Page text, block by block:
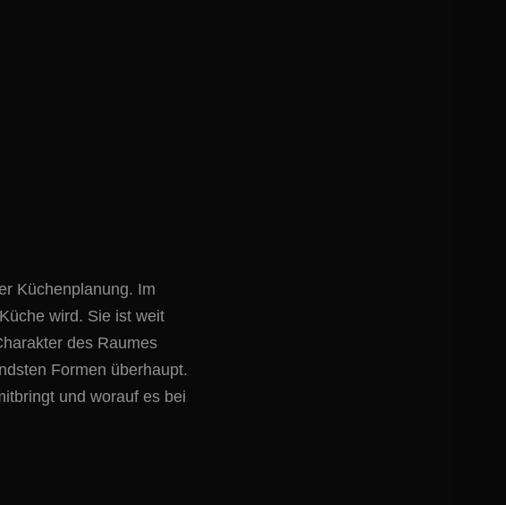
Küchenplanung. Im
wird. Sie ist weit
des Raumes
Formen überhaupt.
und worauf es bei